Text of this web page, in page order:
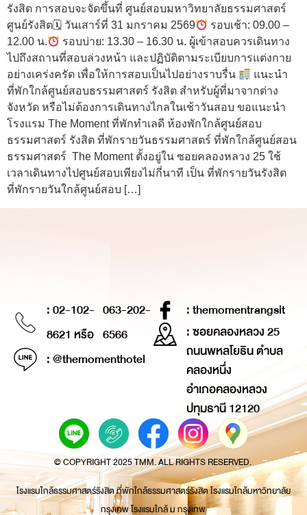
รังสิต การสอบจะจัดขึ้นที่ ศูนย์สอบมหาวิทยาลัยธรรมศาสตร์
ศูนย์รังสิต🗓 วันเสาร์ที่ 31 มกราคม 2569
รอบเช้า: 09.00 –
12.00 น.
รอบบ่าย: 13.30 – 16.30 น. ผู้เข้าสอบควรเดินทาง
ไปถึงสถานที่สอบล่วงหน้า และปฏิบัติตามระเบียบการแต่งกาย
อย่างเคร่งครัด เพื่อให้การสอบเป็นไปอย่างราบรื่น
แนะนำ
ที่พักใกล้ศูนย์สอบธรรมศาสตร์ รังสิต สำหรับผู้ที่มาจากต่าง
จังหวัด หรือไม่ต้องการเดินทางไกลในเช้าวันสอบ ขอแนะนำ
โรงแรม The Moment ที่พักทำเลดี ห้องพักใกล้ศูนย์สอบ
ธรรมศาสตร์ รังสิต ที่พักรายวันธรรมศาสตร์ ที่พักใกล้ศูนย์สอน
ธรรมศาสตร์ The Moment ตั้งอยู่ใน ซอยคลองหลวง 25 ใช้
เวลาเดินทางไปศูนย์สอบเพียงไม่กี่นาที เป็น ที่พักรายวันรังสิต
ที่พักรายวันใกล้ศูนย์สอบ […]
: 02-102-
8621 หรือ
063-202-
6566
: @themomenthotel
: themomentrangsit
: ซอยคลองหลวง 25
ถนนพหลโยธิน ตำบล
คลองหนึ่ง
อำเภอคลองหลวง
ปทุมธานี 12120
© COPYRIGHT 2025 TMM. ALL RIGHTS RESERVED.
โรงแรมใกล้ธรรมศาสตร์รังสิต ที่พักใกล้ธรรมศาสตร์รังสิต โรงแรมใกล้มหาวิทยาลัย
กรุงเทพ โรงแรมใกล้ ม กรุงเทพ